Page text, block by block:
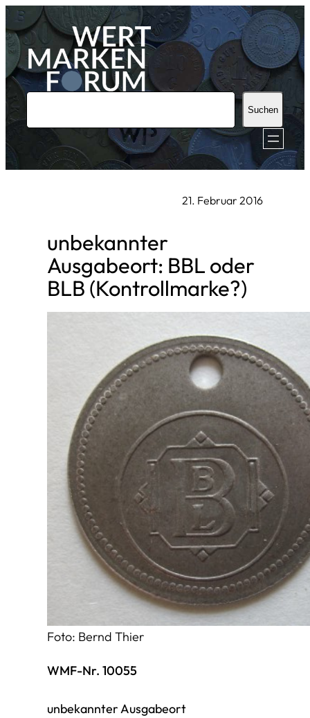
Zum
Inhalt
springen
u
h
Suchen
21. Februar 2016
unbekannter
Ausgabeort: BBL oder
BLB (Kontrollmarke?)
Foto: Bernd Thier
WMF-Nr. 10055
unbekannter Ausgabeort